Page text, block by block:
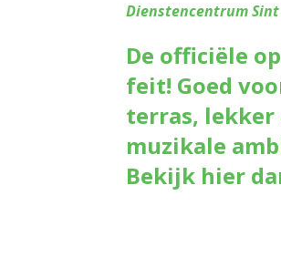
Dienstencentrum
De officiële
feit! Goed
terras, lekker
muzikale
Bekijk hier